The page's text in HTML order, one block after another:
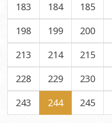
183
184 185
198
199 200
213
214 215
228
229 230
243
244 245